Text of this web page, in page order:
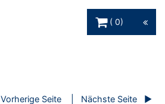
0
Vorherige Seite Nächste Seite